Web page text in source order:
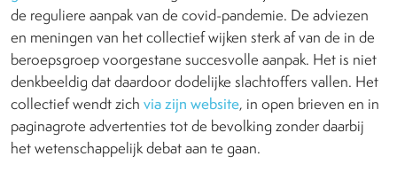
de reguliere aanpak van de covid-pandemie. De adviezen
en meningen van het collectief wijken sterk af van de in de
beroepsgroep voorgestane succesvolle aanpak. Het is niet
denkbeeldig dat daardoor dodelijke slachtoffers vallen. Het
collectief wendt zich via zijn website, in open brieven en in
paginagrote advertenties tot de bevolking zonder daarbij
het wetenschappelijk debat aan te gaan.